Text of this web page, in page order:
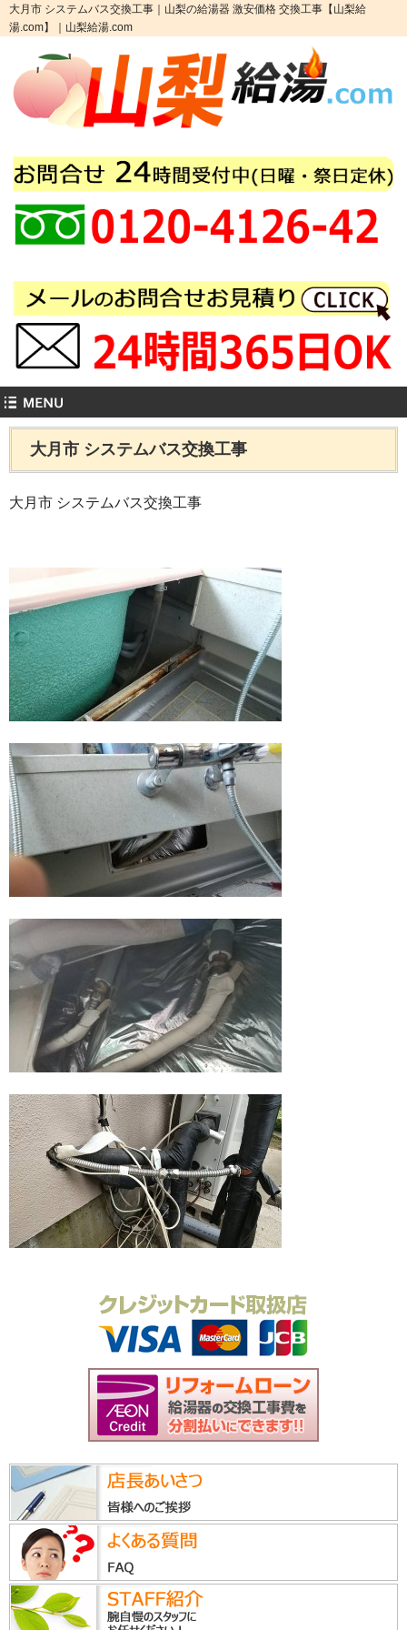
大月市 システムバス交換工事｜山梨の給湯器 激安価格 交換工事【山梨給
湯.com】｜山梨給湯.com
大月市 システムバス交換工事
大月市 システムバス交換工事